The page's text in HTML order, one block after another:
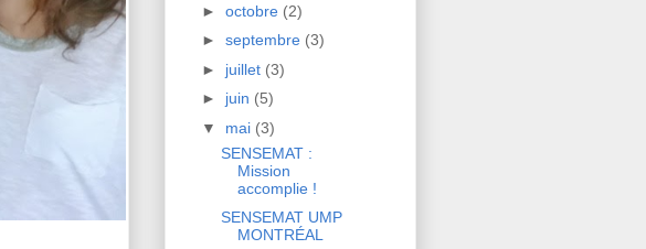
► octobre (2)
► septembre (3)
► juillet (3)
► juin (5)
▼ mai (3)
SENSEMAT :
Mission
accomplie !
SENSEMAT UMP
MONTRÉAL